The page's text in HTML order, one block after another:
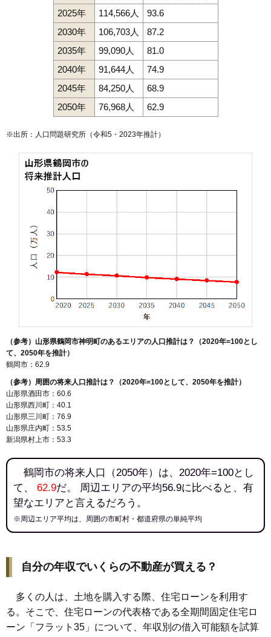
八色木 1.2万円 254万円
羽黒町手向 1.1万円 112万円
松根 1.1万円 17万円
2025年
114,566人
93.6
2030年
106,703人
87.2
2035年
99,090人
81.0
2040年
91,644人
74.9
2045年
84,250人
68.9
2050年
76,968人 62.9
※出所：人口問題研究所（令和5・2023年推計）
（参考）山形県鶴岡市神明町のあるエリアの人口推計は？（2020年=100とし
て、2050年を推計）
鶴岡市：62.9
（参考）周囲の将来人口推計は？（2020年=100として、2050年を推計）
山形県酒田市：60.6
山形県西川町：40.1
山形県三川町：76.9
山形県庄内町：53.5
新潟県村上市：53.3
鶴岡市の将来人口（2050年）は、2020年=100とし
て、 62.9だ。 周辺エリアの平均56.9に比べると、有
望なエリアと言えるだろう。
※周辺エリア平均は、周囲の市町村・都道府県の単純平均
自分の年収でいくらの不動産が買える？
多くの人は、土地を購入する際、住宅ローンを利用す
る。そこで、住宅ローンの代表格である全期間固定住宅ロ
ーン「フラット35」について、年収別の借入可能額を試算